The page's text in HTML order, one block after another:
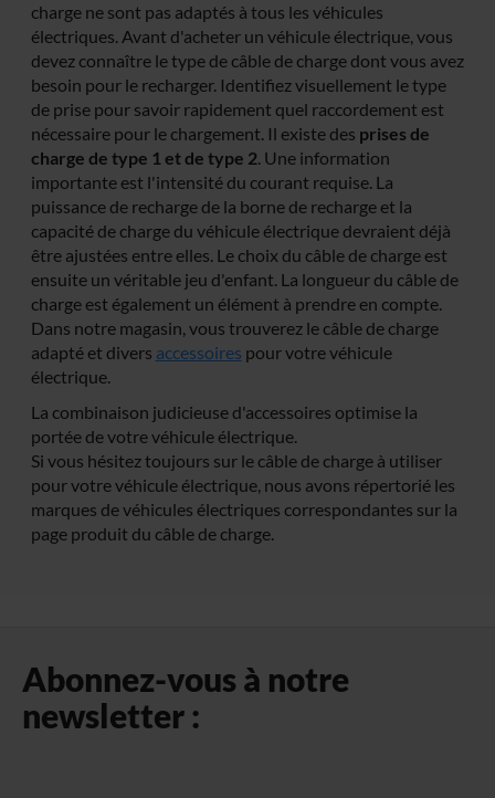
charge ne sont pas adaptés à tous les véhicules
électriques. Avant d'acheter un véhicule électrique, vous
devez connaître le type de câble de charge dont vous avez
besoin pour le recharger. Identifiez visuellement le type
de prise pour savoir rapidement quel raccordement est
nécessaire pour le chargement. Il existe des prises de
charge de type 1 et de type 2. Une information
importante est l'intensité du courant requise. La
puissance de recharge de la borne de recharge et la
capacité de charge du véhicule électrique devraient déjà
être ajustées entre elles. Le choix du câble de charge est
ensuite un véritable jeu d'enfant. La longueur du câble de
charge est également un élément à prendre en compte.
Dans notre magasin, vous trouverez le câble de charge
adapté et divers accessoires pour votre véhicule
électrique.
La combinaison judicieuse d'accessoires optimise la
portée de votre véhicule électrique.
Si vous hésitez toujours sur le câble de charge à utiliser
pour votre véhicule électrique, nous avons répertorié les
marques de véhicules électriques correspondantes sur la
page produit du câble de charge.
Abonnez-vous à notre
newsletter :